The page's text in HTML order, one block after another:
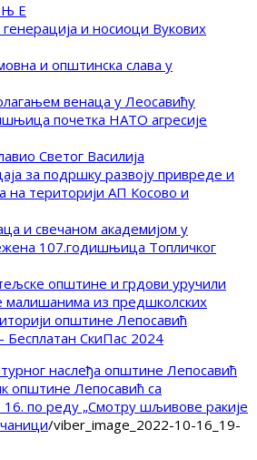
Е
и носиоци Вукових
и општинска слава у
венаца у Леосавићу
почетка НАТО агресије
Светог Василија
за подршку развоју привреде и
на територији АП Косово и
и свечаном академијом у
107.годишњица Топличког
општине и грдови уручили
малишанима из предшколских
општине Лепосавић
СкиПас 2024
општине Лепосавић са
по реду „Смотру шљивове ракије
/viber_image_2022-10-16_19-